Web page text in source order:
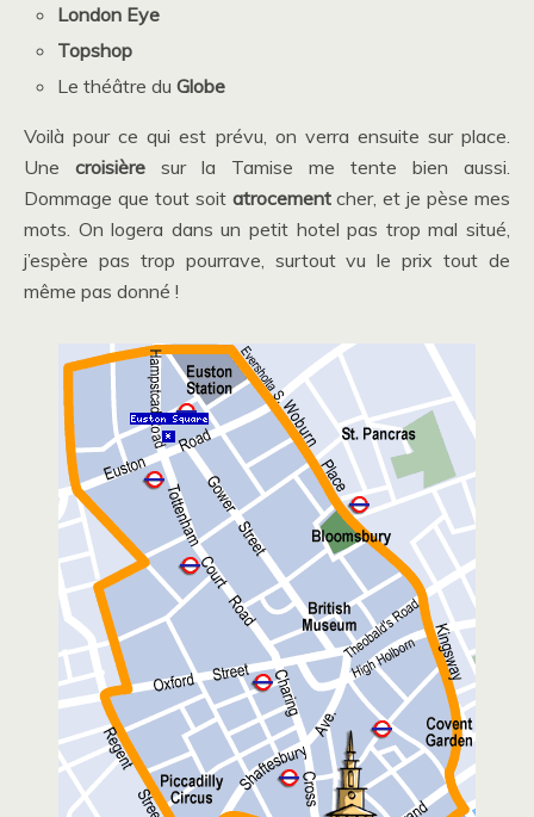
London Eye
Topshop
Le théâtre duGlobe
Voilà pour ce qui est prévu, on verra ensuite sur place.
Une croisière sur la Tamise me tente bien aussi.
Dommage que tout soit atrocementcher, et je pèse mes
mots. On logera dans un petit hotel pas trop mal situé,
j’espère pas trop pourrave, surtout vu le prix tout de
même pas donné !